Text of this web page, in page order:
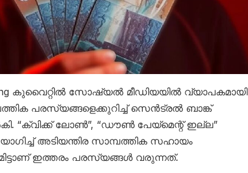
കുവൈറ്റിൽ സോഷ്യൽ മീഡിയയിൽ വ്യാപകമായി
പരസ്യങ്ങളെക്കുറിച്ച് സെൻട്രൽ ബാങ്ക്
“ക്വിക്ക് ലോൺ”, “ഡൗൺ പേയ്മെന്റ് ഇല്ല”
അടിയന്തിര സാമ്പത്തിക സഹായം
ഇത്തരം പരസ്യങ്ങൾ വരുന്നത്.